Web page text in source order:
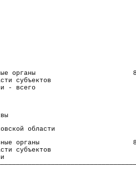
органы
субъектов
- всего
области
органы
субъектов